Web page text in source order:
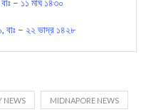
– ১১ মাঘ ১৪৩০
বাঃ – ২২ ভাদ্র ১৪২৮
NEWS MIDNAPORE NEWS